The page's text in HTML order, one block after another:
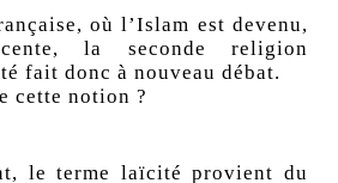
où l’Islam est devenu,
la seconde religion
fait donc à nouveau débat.
cette notion ?
le terme laïcité provient du